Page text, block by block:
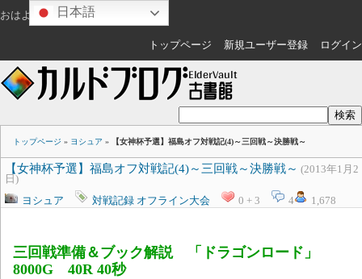
おはようございます さん
トップページ 新規ユーザー登録 ログイン
トップページ » ヨシュア » 【女神杯予選】福島オフ対戦記(4)～三回戦～決勝戦～
【女神杯予選】福島オフ対戦記(4)～三回戦～決勝戦～ (2013年1月2
日)
ヨシュア
対戦記録 オフライン大会 0 + 3 4 1,678
三回戦準備＆ブック解説 「ドラゴンロード」
8000G 40R 40秒
日本語